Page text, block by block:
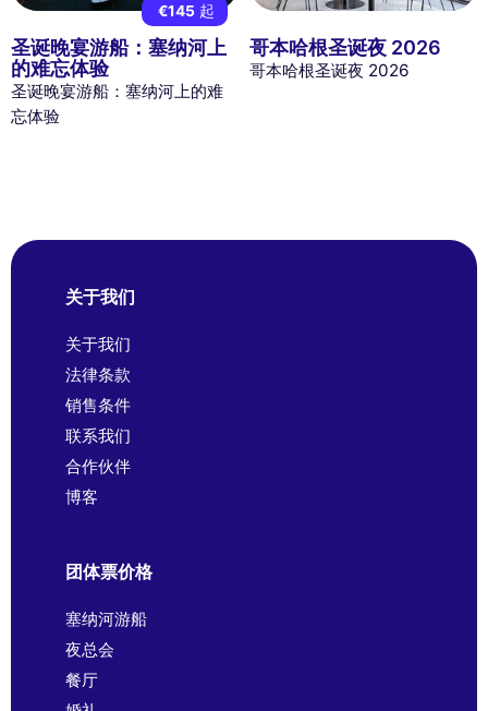
€145 起
圣诞晚宴游船：塞纳河上
的难忘体验
圣诞晚宴游船：塞纳河上的难
忘体验
哥本哈根圣诞夜 2026
哥本哈根圣诞夜 2026
关于我们
关于我们
法律条款
销售条件
联系我们
合作伙伴
博客
团体票价格
塞纳河游船
夜总会
餐厅